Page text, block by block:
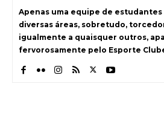
Apenas uma equipe de
diversas áreas, sobretudo,
igualmente a quaisquer outros,
fervorosamente pelo Esporte